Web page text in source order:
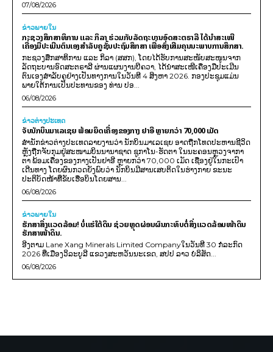
07/08/2026
ຂ່າວພາຍ​ໃນ
ກະຊວງສຶກສາທິການ ແລະ ກິລາ ຮ່ວມກັບລັດຖະບານອົດສະຕຣາລີ ໄດ້ນຳສະເໜີ
ເຄື່ອງມືປະເມີນຕົນເອງສຳລັບຄູຊັ້ນປະຖົມສຶກສາ ເພື່ອສົ່ງເສີມຄຸນນະພາບການສຶກສາ.
ກະຊວງສຶກສາທິການ ແລະ ກິລາ (ສສກ), ໂດຍໄດ້ຮັບການສະໜັບສະໜູນຈາກ
ລັດຖະບານອົດສະຕຣາລີ ຜ່ານແຜນງານບີຄວາ, ໄດ້ນຳສະເໜີເຄື່ອງມືປະເມີນ
ຕົນເອງສຳລັບຄູຢ່າງເປັນທາງການໃນວັນທີ 4 ສິງຫາ 2026. ກອງປະຊຸມແມ່ນ
ພາຍໃຕ້ການເປັນປະທານຂອງ ທ່ານ ປອ...
06/08/2026
ຂ່າວຕ່າງປະເທດ
ຈັບນັກບິນມາເລເຊຍ ພ້ອມຍຶດເຄື່ອງຂອງກາງ ຢາອີ ຫຼາຍກວ່າ 70,000 ເມັດ
ສຳນັກຂ່າວຕ່າງປະເທດລາຍງານວ່າ ນັກບິນມາເລເຊຍ ອາດຖືກໂທດປະຫານຊີວິດ
ຫຼັງຖືກຈັບກຸມຢູ່ສະໜາມບິນນານາຊາດ ຊູກາໂນ-ຮັດຕາ ໃນນະຄອນຫຼວງຈາກາ
ຕາ ພ້ອມເຄື່ອງຂອງກາງເປັນຢາອີ ຫຼາຍກວ່າ 70,000 ເມັດ ເຊື່ອງຢູ່ໃນກະເປົາ
ເດີນທາງ ໂດຍຜົນກວດຍັງພົບວ່າ ນັກບິນມີສານເສບຕິດໃນຮ່າງກາຍ ຂະນະ
ປະຕິບັດໜ້າທີ່ຂັບເຮືອບິນໂດຍສານ...
06/08/2026
ຂ່າວພາຍ​ໃນ
ຮັກສາສິ່ງແວດລ້ອມ! ບໍ່ແຮ່ໃຕ້ດິນ ຊ່ວຍຫຼຸດຜ່ອນຜົນກະທົບຕໍ່ສິ່ງແວດລ້ອມໜ້າດິນ
ຮັກສາໜ້າດິນ.
ອີງຕາມ Lane Xang Minerals Limited Companyໃນວັນທີ 30 ກໍລະກົດ
2026 ທີ່ເມືອງວິລະບູລີ ແຂວງສະຫວັນນະເຂດ, ສປປ ລາວ ບໍລິສັດ...
06/08/2026